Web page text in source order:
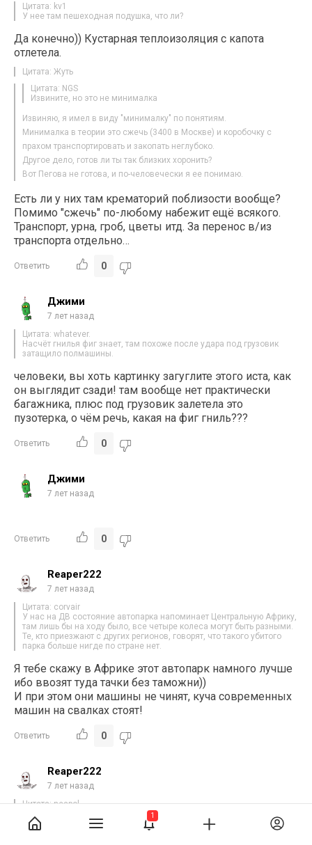
Цитата: kv1
У нее там пешеходная подушка, что ли?
Да конечно)) Кустарная теплоизоляция с капота
отлетела.
Цитата: Жуть
Цитата: NGS
Извините, но это не минималка
Извиняю, я имел в виду "минималку" по понятиям.
Минималка в теории это сжечь (3400 в Москве) и коробочку с
прахом транспортировать и закопать неглубоко.
Другое дело, готов ли ты так близких хоронить?
Вот Пегова не готова, и по-человечески я ее понимаю.
Есть ли у них там крематорий поблизости вообще?
Помимо "сжечь" по-любому набежит ещё всякого.
Транспорт, урна, гроб, цветы итд. За перенос в/из
транспорта отдельно…
Ответить 0
Джими
7 лет назад
Цитата: whatever.
Насчёт гнилья фиг знает, там похоже после удара под грузовик
затащило полмашины.
человеки, вы хоть картинку загуглите этого иста, как
он выглядит сзади! там вообще нет практически
багажника, плюс под грузовик залетела это
пузотерка, о чём речь, какая на фиг гниль???
Ответить 0
Джими
7 лет назад
Ответить 0
Reaper222
7 лет назад
Цитата: corvair
У нас на ДВ состояние автопарка напоминает Центральную Африку,
там лишь бы на ходу было, все четыре колеса могут быть разными.
Те, кто приезжают с других регионов, говорят, что такого убитого
парка больше нигде по стране нет.
Я тебе скажу в Африке этот автопарк намного лучше
ибо ввозят туда тачки без таможни))
И при этом они машины не чинят, куча современных
машин на свалках стоят!
Ответить 0
Reaper222
7 лет назад
Цитата: neapol
Цитата: krutsss
посмотри цены на косорылки и пасть свою сразу прикроешь
1